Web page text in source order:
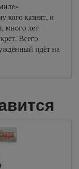
кого казнят, и
много лет
Всего
идёт на